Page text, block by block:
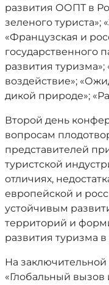
развития ООПТ в
зеленого
«Французская и
государственного
развития
воздействие»;
дикой природе»;
Второй день
вопросам
представителей
туристской
отличиях,
европейской и
устойчивым
территорий и
развития туризма в
На
«Глобальный